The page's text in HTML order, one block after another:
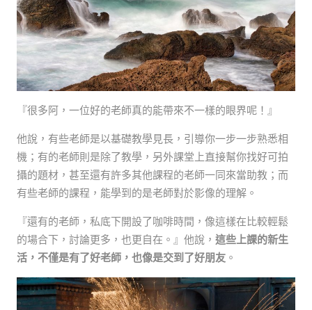
『很多阿，一位好的老師真的能帶來不一樣的眼界呢！』
他說，有些老師是以基礎教學見長，引導你一步一步熟悉相
機；有的老師則是除了教學，另外課堂上直接幫你找好可拍
攝的題材，甚至還有許多其他課程的老師一同來當助教；而
有些老師的課程，能學到的是老師對於影像的理解。
『還有的老師，私底下開設了咖啡時間，像這樣在比較輕鬆
的場合下，討論更多，也更自在。』他說， 這些上課的新生
活，不僅是有了好老師，也像是交到了好朋友。